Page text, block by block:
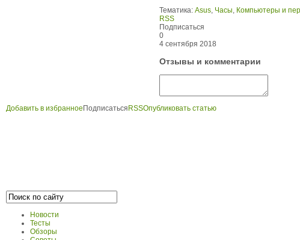
Тематика: Asus, Часы, Компьютеры и
RSS
Подписаться
0
4 сентября 2018
Отзывы и комментарии
Добавить в избранное Подписаться RSSОпубликовать статью
Новости
Тесты
Обзоры